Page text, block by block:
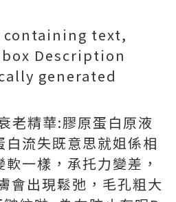
老精華:膠原蛋白原液
流失既意思就姐係相
一樣，承托力變差，
會出現鬆弛，毛孔粗大